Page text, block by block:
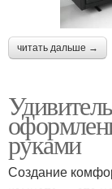
читать дальше →
руками
Создание